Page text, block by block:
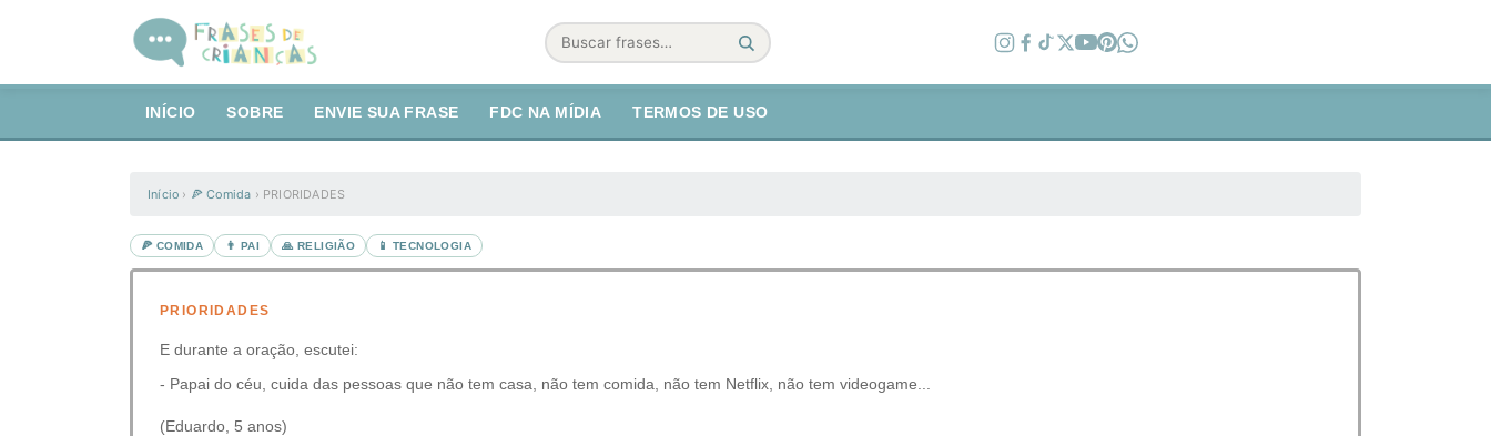
Buscar
INÍCIO SOBRE ENVIE SUA FRASE FDC NA MÍDIA TERMOS DE USO
Início › 🍕 Comida › PRIORIDADES
🍕 COMIDA 👨 PAI 🙏 RELIGIÃO 📱 TECNOLOGIA
PRIORIDADES
E durante a oração, escutei:
- Papai do céu, cuida das pessoas que não tem casa, não tem comida, não tem Netflix, não tem videogame...
(Eduardo, 5 anos)